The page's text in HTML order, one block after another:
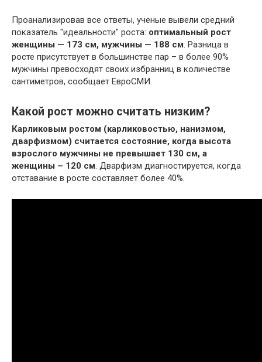
Проанализировав все ответы, ученые вывели средний
показатель "идеальности" роста: оптимальный рост
женщины — 173 см, мужчины — 188 см. Разница в
росте присутствует в большинстве пар – в более 90%
мужчины превосходят своих избранниц в количестве
сантиметров, сообщает ЕвроСМИ.
Какой рост можно считать низким?
Карликовым ростом (карликовостью, нанизмом,
дварфизмом) считается состояние, когда высота
взрослого мужчины не превышает 130 см, а
женщины – 120 см. Дварфизм диагностируется, когда
отставание в росте составляет более 40%.